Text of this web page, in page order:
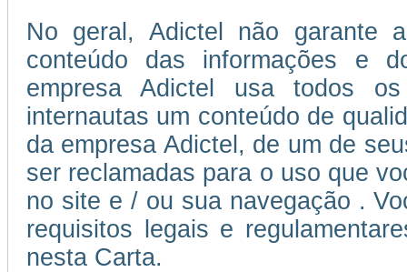
No geral, Adictel não garante
conteúdo das informações e
empresa Adictel usa todos
internautas um conteúdo de
da empresa Adictel, de um de
ser reclamadas para o uso que
no site e / ou sua navegação .
requisitos legais e
nesta Carta.